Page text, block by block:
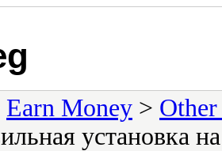
Earn Money >
установка